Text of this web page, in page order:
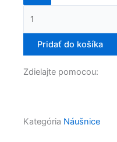
Zahara
Pridať do košíka
Zdielajte pomocou:
Kategória Náušnice